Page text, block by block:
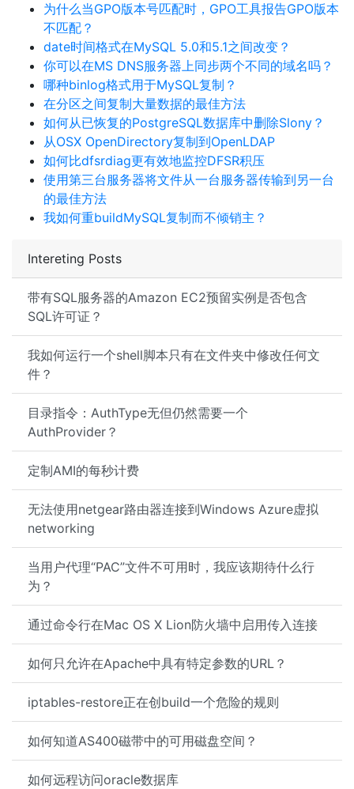
Intereting Posts
带有SQL服务器的Amazon EC2预留实例是否包含
SQL许可证？
我如何运行一个shell脚本只有在文件夹中修改任何文
件？
目录指令：AuthType无但仍然需要一个
AuthProvider？
定制AMI的每秒计费
无法使用netgear路由器连接到Windows Azure虚拟
networking
当用户代理“PAC”文件不可用时，我应该期待什么行
为？
通过命令行在Mac OS X Lion防火墙中启用传入连接
如何只允许在Apache中具有特定参数的URL？
iptables-restore正在创build一个危险的规则
如何知道AS400磁带中的可用磁盘空间？
如何远程访问oracle数据库
为什么当GPO版本号匹配时，GPO工具报告GPO版本
不匹配？
date时间格式在MySQL 5.0和5.1之间改变？
你可以在MS DNS服务器上同步两个不同的域名吗？
哪种binlog格式用于MySQL复制？
在分区之间复制大量数据的最佳方法
如何从已恢复的PostgreSQL数据库中删除Slony？
从OSX OpenDirectory复制到OpenLDAP
如何比dfsrdiag更有效地监控DFSR积压
使用第三台服务器将文件从一台服务器传输到另一台
的最佳方法
我如何重buildMySQL复制而不倾销主？